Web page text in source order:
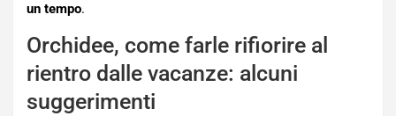
un tempo.
Orchidee, come farle rifiorire al
rientro dalle vacanze: alcuni
suggerimenti